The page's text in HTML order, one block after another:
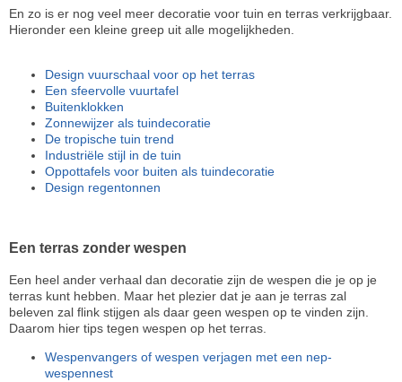
En zo is er nog veel meer decoratie voor tuin en terras verkrijgbaar.
Hieronder een kleine greep uit alle mogelijkheden.
Design vuurschaal voor op het terras
Een sfeervolle vuurtafel
Buitenklokken
Zonnewijzer als tuindecoratie
De tropische tuin trend
Industriële stijl in de tuin
Oppottafels voor buiten als tuindecoratie
Design regentonnen
Een terras zonder wespen
Een heel ander verhaal dan decoratie zijn de wespen die je op je
terras kunt hebben. Maar het plezier dat je aan je terras zal
beleven zal flink stijgen als daar geen wespen op te vinden zijn.
Daarom hier tips tegen wespen op het terras.
Wespenvangers of wespen verjagen met een nep-
wespennest